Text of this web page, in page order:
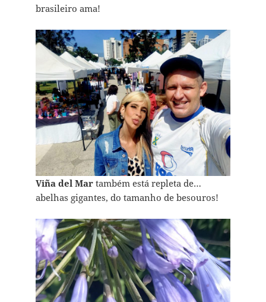
brasileiro ama!
Viña del Martambém está repleta de…
abelhas gigantes, do tamanho de besouros!